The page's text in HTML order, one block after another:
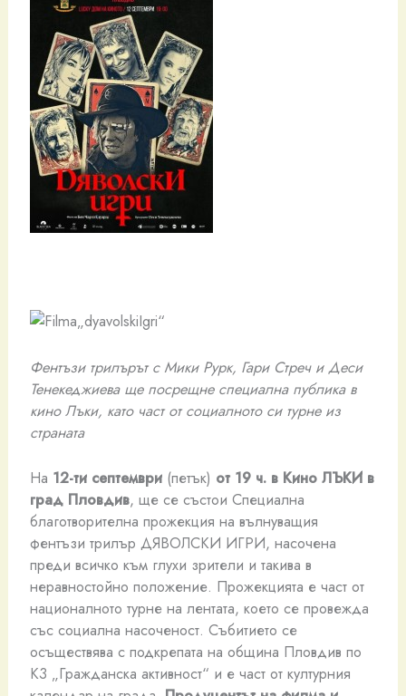
Фентъзи трилърът с Мики Рурк, Гари Стреч и Деси
Тенекеджиева ще посрещне специална публика в
кино Лъки, като част от социалното си турне из
страната
На 12-ти септември (петък) от 19 ч. в Кино ЛЪКИ в
град Пловдив, ще се състои Специална
благотворителна прожекция на вълнуващия
фентъзи трилър ДЯВОЛСКИ ИГРИ, насочена
преди всичко към глухи зрители и такива в
неравностойно положение. Прожекцията е част от
националното турне на лентата, което се провежда
със социална насоченост. Събитието се
осъществява с подкрепата на община Пловдив по
К3 „Гражданска активност“ и е част от културния